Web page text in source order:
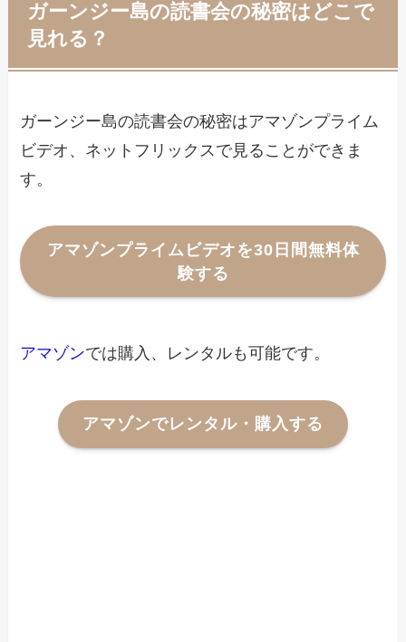
ガーンジー島の読書会の秘密はどこで
見れる？
ガーンジー島の読書会の秘密はアマゾンプライム
ビデオ、ネットフリックスで見ることができま
す。
アマゾンプライムビデオを30日間無料体
験する
アマゾンでは購入、レンタルも可能です。
アマゾンでレンタル・購入する